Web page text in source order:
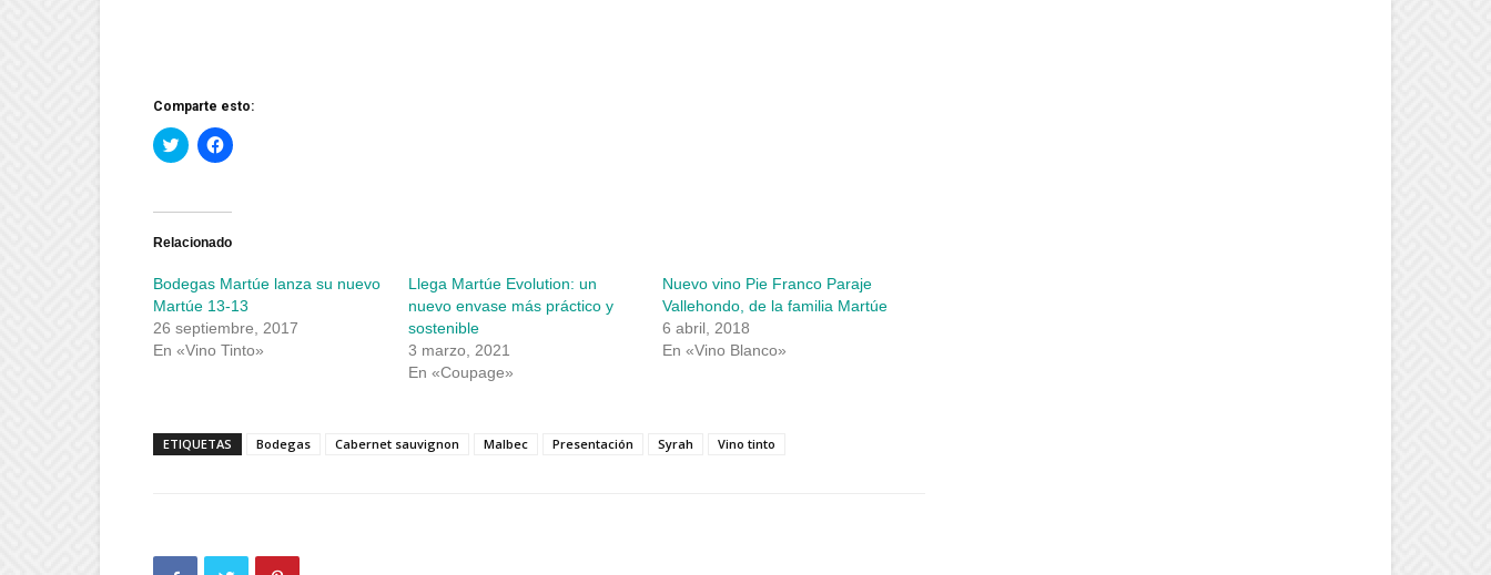
Comparte esto:
Haz
clic
Twitter
abre
ventana
nueva)
Haz
clic
Facebook
abre
ventana
nueva)
Relacionado
Bodegas Martúe lanza su nuevo
Martúe 13-13
26 septiembre, 2017
En «Vino Tinto»
Llega Martúe Evolution: un
nuevo envase más práctico y
sostenible
3 marzo, 2021
En «Coupage»
Nuevo vino Pie Franco Paraje
Vallehondo, de la familia Martúe
6 abril, 2018
En «Vino Blanco»
ETIQUETAS Bodegas Cabernet sauvignon Malbec Presentación Syrah Vino tinto